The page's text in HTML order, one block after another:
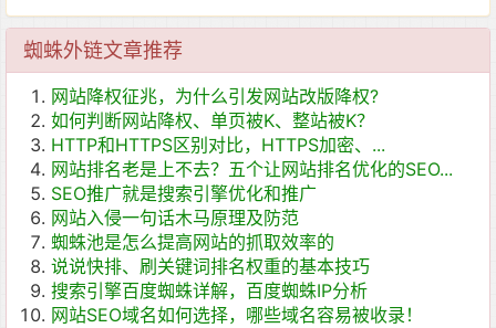
蜘蛛外链文章推荐
网站降权征兆，为什么引发网站改版降权?
如何判断网站降权、单页被K、整站被K？
HTTP和HTTPS区别对比，HTTPS加密、...
网站排名老是上不去？五个让网站排名优化的SEO...
SEO推广就是搜索引擎优化和推广
网站入侵一句话木马原理及防范
蜘蛛池是怎么提高网站的抓取效率的
说说快排、刷关键词排名权重的基本技巧
搜索引擎百度蜘蛛详解，百度蜘蛛IP分析
网站SEO域名如何选择，哪些域名容易被收录！